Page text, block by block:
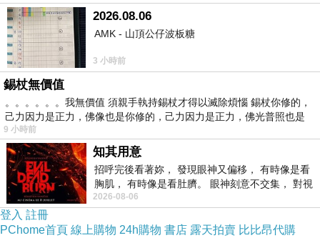
(甚至包含讀書！)卻知道歐洲人其實不奴。
但台灣人就是偏好(prefer)全天下人都吃苦、都沒有國家下
午喝下午茶喝整天(看到節目就說那都是少數人)、
都沒有國家百貨公司規模不大，繳稅重視只是消費稅：因
為緊抓著「使用者付費」的迷思不放，所以決的福利好一
定是稅(所得稅)很重......所以又理所當然的認為北歐國家的
人也一定要上班，不然怎麼繳的起稅............
這當然是刻意的，故意的。然而就是這樣的「財經專家」
2026.08.06
AMK - 山頂公仔波板糖
3 小時前
錫杖無價值
。。。。。。我無價值 須親手執持錫杖才得以滅除煩惱 錫杖你修的，
己力因力是正力，佛像也是你修的，己力因力是正力，佛光普照也是
9 小時前
知其用意
招呼完後看著妳， 發現眼神又偏移， 有時像是看
胸肌， 有時像是看肚臍。 眼神刻意不交集， 對視
視線不對齊， 讓我很難不
2026-08-06
登入 註冊
PChome首頁 線上購物 24h購物 書店 露天拍賣 比比昂代購